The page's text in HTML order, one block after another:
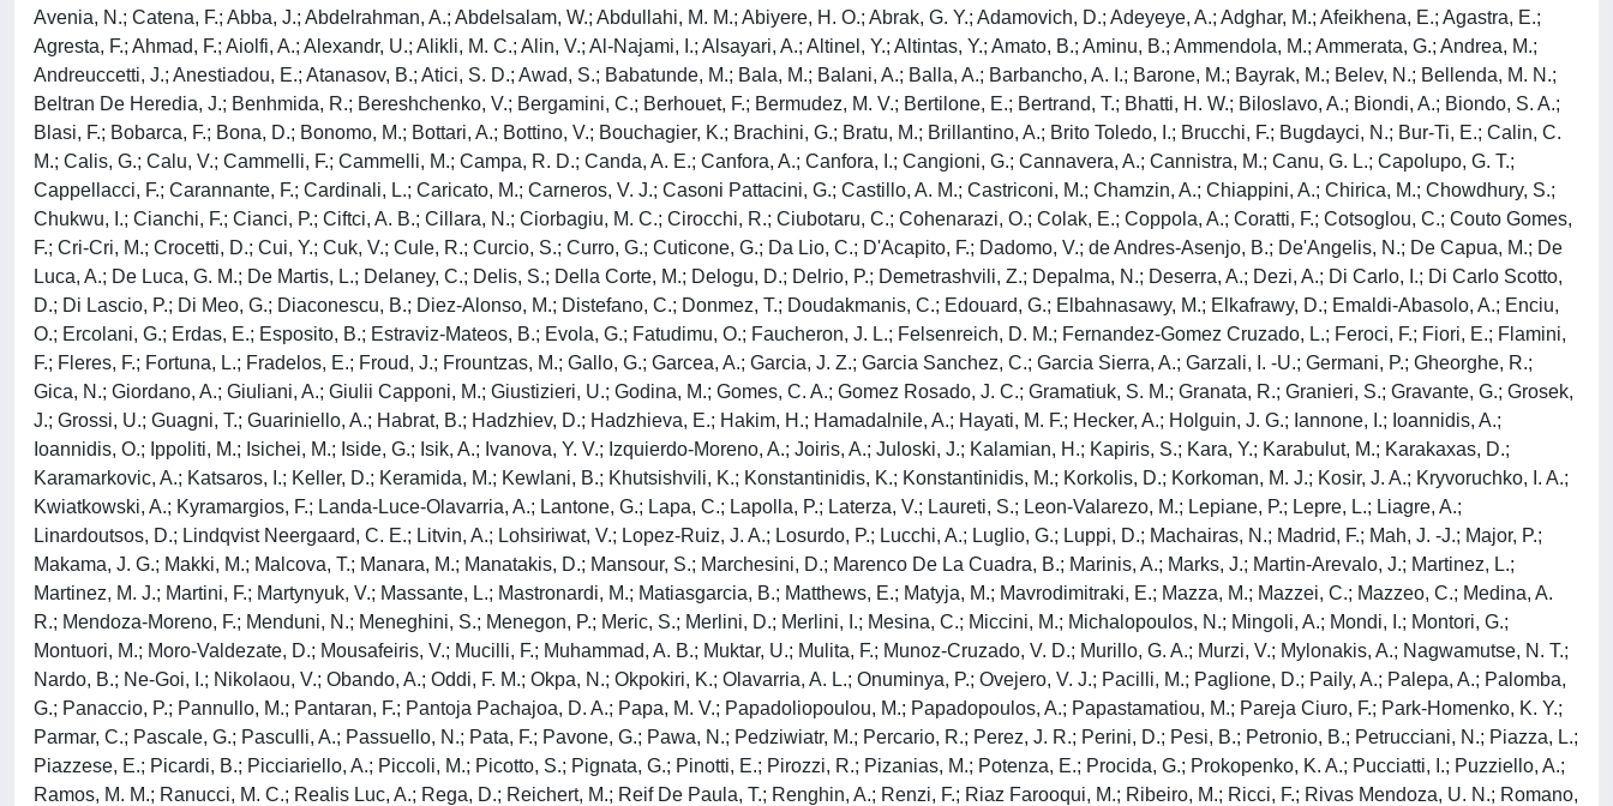
Avenia, N.; Catena, F.; Abba, J.; Abdelrahman, A.; Abdelsalam, W.; Abdullahi, M. M.; Abiyere, H. O.; Abrak, G. Y.; Adamovich, D.; Adeyeye, A.; Adghar, M.; Afeikhena, E.; Agastra, E.;
Agresta, F.; Ahmad, F.; Aiolfi, A.; Alexandr, U.; Alikli, M. C.; Alin, V.; Al-Najami, I.; Alsayari, A.; Altinel, Y.; Altintas, Y.; Amato, B.; Aminu, B.; Ammendola, M.; Ammerata, G.; Andrea, M.;
Andreuccetti, J.; Anestiadou, E.; Atanasov, B.; Atici, S. D.; Awad, S.; Babatunde, M.; Bala, M.; Balani, A.; Balla, A.; Barbancho, A. I.; Barone, M.; Bayrak, M.; Belev, N.; Bellenda, M. N.;
Beltran De Heredia, J.; Benhmida, R.; Bereshchenko, V.; Bergamini, C.; Berhouet, F.; Bermudez, M. V.; Bertilone, E.; Bertrand, T.; Bhatti, H. W.; Biloslavo, A.; Biondi, A.; Biondo, S. A.;
Blasi, F.; Bobarca, F.; Bona, D.; Bonomo, M.; Bottari, A.; Bottino, V.; Bouchagier, K.; Brachini, G.; Bratu, M.; Brillantino, A.; Brito Toledo, I.; Brucchi, F.; Bugdayci, N.; Bur-Ti, E.; Calin, C.
M.; Calis, G.; Calu, V.; Cammelli, F.; Cammelli, M.; Campa, R. D.; Canda, A. E.; Canfora, A.; Canfora, I.; Cangioni, G.; Cannavera, A.; Cannistra, M.; Canu, G. L.; Capolupo, G. T.;
Cappellacci, F.; Carannante, F.; Cardinali, L.; Caricato, M.; Carneros, V. J.; Casoni Pattacini, G.; Castillo, A. M.; Castriconi, M.; Chamzin, A.; Chiappini, A.; Chirica, M.; Chowdhury, S.;
Chukwu, I.; Cianchi, F.; Cianci, P.; Ciftci, A. B.; Cillara, N.; Ciorbagiu, M. C.; Cirocchi, R.; Ciubotaru, C.; Cohenarazi, O.; Colak, E.; Coppola, A.; Coratti, F.; Cotsoglou, C.; Couto Gomes,
F.; Cri-Cri, M.; Crocetti, D.; Cui, Y.; Cuk, V.; Cule, R.; Curcio, S.; Curro, G.; Cuticone, G.; Da Lio, C.; D'Acapito, F.; Dadomo, V.; de Andres-Asenjo, B.; De'Angelis, N.; De Capua, M.; De
Luca, A.; De Luca, G. M.; De Martis, L.; Delaney, C.; Delis, S.; Della Corte, M.; Delogu, D.; Delrio, P.; Demetrashvili, Z.; Depalma, N.; Deserra, A.; Dezi, A.; Di Carlo, I.; Di Carlo Scotto,
D.; Di Lascio, P.; Di Meo, G.; Diaconescu, B.; Diez-Alonso, M.; Distefano, C.; Donmez, T.; Doudakmanis, C.; Edouard, G.; Elbahnasawy, M.; Elkafrawy, D.; Emaldi-Abasolo, A.; Enciu,
O.; Ercolani, G.; Erdas, E.; Esposito, B.; Estraviz-Mateos, B.; Evola, G.; Fatudimu, O.; Faucheron, J. L.; Felsenreich, D. M.; Fernandez-Gomez Cruzado, L.; Feroci, F.; Fiori, E.; Flamini,
F.; Fleres, F.; Fortuna, L.; Fradelos, E.; Froud, J.; Frountzas, M.; Gallo, G.; Garcea, A.; Garcia, J. Z.; Garcia Sanchez, C.; Garcia Sierra, A.; Garzali, I. -U.; Germani, P.; Gheorghe, R.;
Gica, N.; Giordano, A.; Giuliani, A.; Giulii Capponi, M.; Giustizieri, U.; Godina, M.; Gomes, C. A.; Gomez Rosado, J. C.; Gramatiuk, S. M.; Granata, R.; Granieri, S.; Gravante, G.; Grosek,
J.; Grossi, U.; Guagni, T.; Guariniello, A.; Habrat, B.; Hadzhiev, D.; Hadzhieva, E.; Hakim, H.; Hamadalnile, A.; Hayati, M. F.; Hecker, A.; Holguin, J. G.; Iannone, I.; Ioannidis, A.;
Ioannidis, O.; Ippoliti, M.; Isichei, M.; Iside, G.; Isik, A.; Ivanova, Y. V.; Izquierdo-Moreno, A.; Joiris, A.; Juloski, J.; Kalamian, H.; Kapiris, S.; Kara, Y.; Karabulut, M.; Karakaxas, D.;
Karamarkovic, A.; Katsaros, I.; Keller, D.; Keramida, M.; Kewlani, B.; Khutsishvili, K.; Konstantinidis, K.; Konstantinidis, M.; Korkolis, D.; Korkoman, M. J.; Kosir, J. A.; Kryvoruchko, I. A.;
Kwiatkowski, A.; Kyramargios, F.; Landa-Luce-Olavarria, A.; Lantone, G.; Lapa, C.; Lapolla, P.; Laterza, V.; Laureti, S.; Leon-Valarezo, M.; Lepiane, P.; Lepre, L.; Liagre, A.;
Linardoutsos, D.; Lindqvist Neergaard, C. E.; Litvin, A.; Lohsiriwat, V.; Lopez-Ruiz, J. A.; Losurdo, P.; Lucchi, A.; Luglio, G.; Luppi, D.; Machairas, N.; Madrid, F.; Mah, J. -J.; Major, P.;
Makama, J. G.; Makki, M.; Malcova, T.; Manara, M.; Manatakis, D.; Mansour, S.; Marchesini, D.; Marenco De La Cuadra, B.; Marinis, A.; Marks, J.; Martin-Arevalo, J.; Martinez, L.;
Martinez, M. J.; Martini, F.; Martynyuk, V.; Massante, L.; Mastronardi, M.; Matiasgarcia, B.; Matthews, E.; Matyja, M.; Mavrodimitraki, E.; Mazza, M.; Mazzei, C.; Mazzeo, C.; Medina, A.
R.; Mendoza-Moreno, F.; Menduni, N.; Meneghini, S.; Menegon, P.; Meric, S.; Merlini, D.; Merlini, I.; Mesina, C.; Miccini, M.; Michalopoulos, N.; Mingoli, A.; Mondi, I.; Montori, G.;
Montuori, M.; Moro-Valdezate, D.; Mousafeiris, V.; Mucilli, F.; Muhammad, A. B.; Muktar, U.; Mulita, F.; Munoz-Cruzado, V. D.; Murillo, G. A.; Murzi, V.; Mylonakis, A.; Nagwamutse, N. T.;
Nardo, B.; Ne-Goi, I.; Nikolaou, V.; Obando, A.; Oddi, F. M.; Okpa, N.; Okpokiri, K.; Olavarria, A. L.; Onuminya, P.; Ovejero, V. J.; Pacilli, M.; Paglione, D.; Paily, A.; Palepa, A.; Palomba,
G.; Panaccio, P.; Pannullo, M.; Pantaran, F.; Pantoja Pachajoa, D. A.; Papa, M. V.; Papadoliopoulou, M.; Papadopoulos, A.; Papastamatiou, M.; Pareja Ciuro, F.; Park-Homenko, K. Y.;
Parmar, C.; Pascale, G.; Pasculli, A.; Passuello, N.; Pata, F.; Pavone, G.; Pawa, N.; Pedziwiatr, M.; Percario, R.; Perez, J. R.; Perini, D.; Pesi, B.; Petronio, B.; Petrucciani, N.; Piazza, L.;
Piazzese, E.; Picardi, B.; Picciariello, A.; Piccoli, M.; Picotto, S.; Pignata, G.; Pinotti, E.; Pirozzi, R.; Pizanias, M.; Potenza, E.; Procida, G.; Prokopenko, K. A.; Pucciatti, I.; Puzziello, A.;
Ramos, M. M.; Ranucci, M. C.; Realis Luc, A.; Rega, D.; Reichert, M.; Reif De Paula, T.; Renghin, A.; Renzi, F.; Riaz Farooqui, M.; Ribeiro, M.; Ricci, F.; Rivas Mendoza, U. N.; Romano,